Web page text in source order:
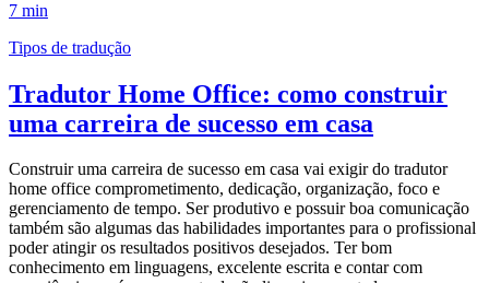
7 min
Tipos de tradução
Tradutor Home Office: como construir
uma carreira de sucesso em casa
Construir uma carreira de sucesso em casa vai exigir do tradutor
home office comprometimento, dedicação, organização, foco e
gerenciamento de tempo. Ser produtivo e possuir boa comunicação
também são algumas das habilidades importantes para o profissional
poder atingir os resultados positivos desejados. Ter bom
conhecimento em linguagens, excelente escrita e contar com